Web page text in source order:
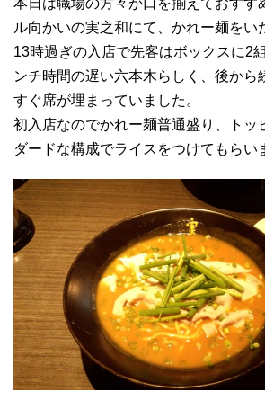
ル向かいの実之和にて、かれー麺をい
13時過ぎの入店で先客はボックスに2
ンチ時間の遅い六本木らしく、後から
すぐ席が埋まっていました。
初入店なのでかれー麺普通盛り、トッ
ダードな構成でライスをつけてもらい